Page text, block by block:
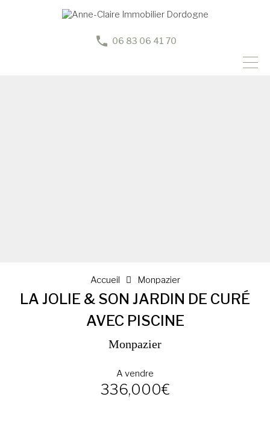
06 83 06 41 70
Accueil Monpazier
LA JOLIE & SON JARDIN DE CURÉ
AVEC PISCINE
Monpazier
A vendre
336,000€